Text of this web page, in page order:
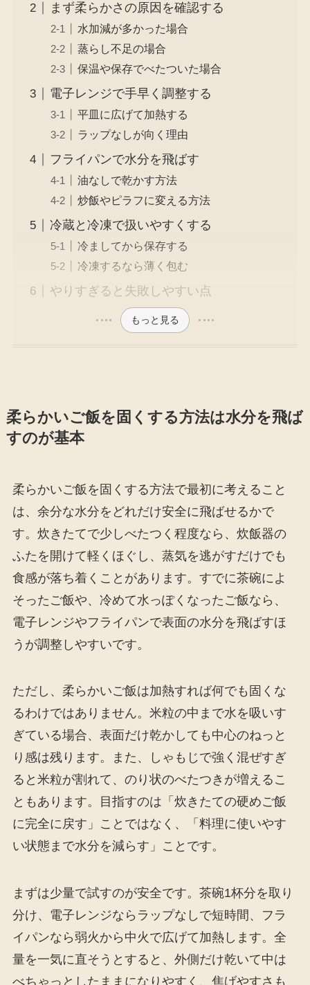
まず柔らかさの原因を確認する
水加減が多かった場合
蒸らし不足の場合
保温や保存でべたついた場合
電子レンジで手早く調整する
平皿に広げて加熱する
ラップなしが向く理由
フライパンで水分を飛ばす
油なしで乾かす方法
炒飯やピラフに変える方法
冷蔵と冷凍で扱いやすくする
冷ましてから保存する
冷凍するなら薄く包む
やりすぎると失敗しやすい点
もっと見る
柔らかいご飯を固くする方法は水分を飛ば
すのが基本
柔らかいご飯を固くする方法で最初に考えること
は、余分な水分をどれだけ安全に飛ばせるかで
す。炊きたてで少しべたつく程度なら、炊飯器の
ふたを開けて軽くほぐし、蒸気を逃がすだけでも
食感が落ち着くことがあります。すでに茶碗によ
そったご飯や、冷めて水っぽくなったご飯なら、
電子レンジやフライパンで表面の水分を飛ばすほ
うが調整しやすいです。
ただし、柔らかいご飯は加熱すれば何でも固くな
るわけではありません。米粒の中まで水を吸いす
ぎている場合、表面だけ乾かしても中心のねっと
り感は残ります。また、しゃもじで強く混ぜすぎ
ると米粒が割れて、のり状のべたつきが増えるこ
ともあります。目指すのは「炊きたての硬めご飯
に完全に戻す」ことではなく、「料理に使いやす
い状態まで水分を減らす」ことです。
まずは少量で試すのが安全です。茶碗1杯分を取り
分け、電子レンジならラップなしで短時間、フラ
イパンなら弱火から中火で広げて加熱します。全
量を一気に直そうとすると、外側だけ乾いて中は
べちゃっとしたままになりやすく、焦げやすさも